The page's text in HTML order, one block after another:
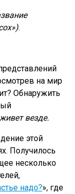
.
на мир
Обнаружить
везде.
этой
Получилось
несколько
надо?», где